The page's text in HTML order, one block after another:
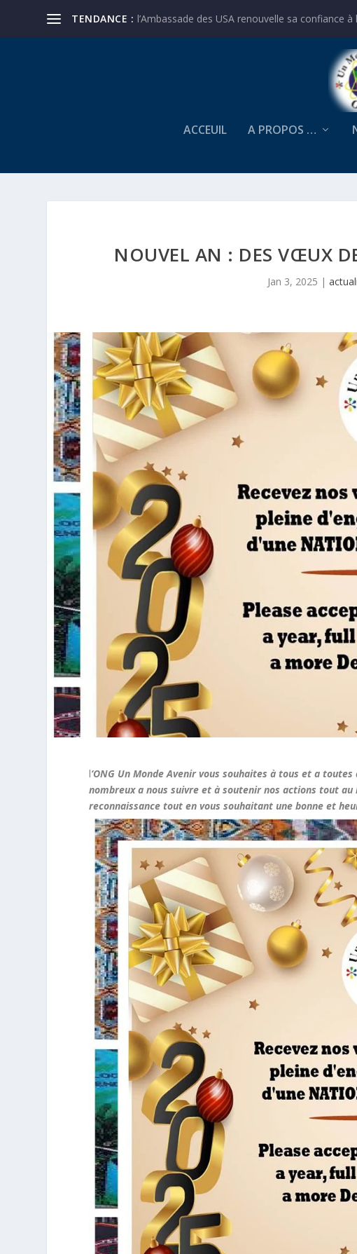
TENDANCE : l’Ambassade des USA renouvelle sa confiance à
ACCEUIL A PROPOS …
NOUVEL AN : DES VŒUX
Jan 3, 2025 |
l‘ONG Un Monde Avenir vous souhaites à tous et a
nombreux a nous suivre et à soutenir nos actions tout au
reconnaissance tout en vous souhaitant une bonne et